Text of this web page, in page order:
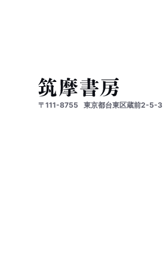
〒111-8755 東京都台東区蔵前2-5-3